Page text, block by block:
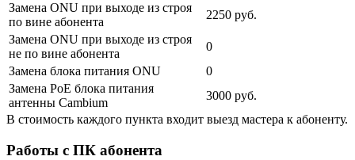
Замена ONU при выходе из строя
по вине абонента
2250 руб.
Замена ONU при выходе из строя
не по вине абонента
0
Замена блока питания ONU
0
Замена PoE блока питания
антенны Cambium
3000 руб.
В стоимость каждого пункта входит выезд мастера к абоненту.
Работы с ПК абонента